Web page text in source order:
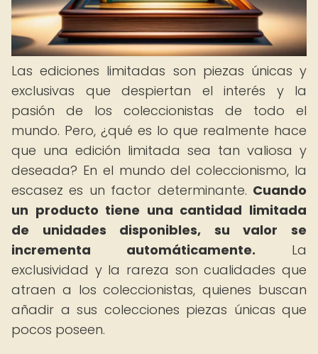
Las ediciones limitadas son piezas únicas y
exclusivas que despiertan el interés y la
pasión de los coleccionistas de todo el
mundo. Pero, ¿qué es lo que realmente hace
que una edición limitada sea tan valiosa y
deseada? En el mundo del coleccionismo, la
escasez es un factor determinante. Cuando
un producto tiene una cantidad limitada
de unidades disponibles, su valor se
incrementa automáticamente. La
exclusividad y la rareza son cualidades que
atraen a los coleccionistas, quienes buscan
añadir a sus colecciones piezas únicas que
pocos poseen.